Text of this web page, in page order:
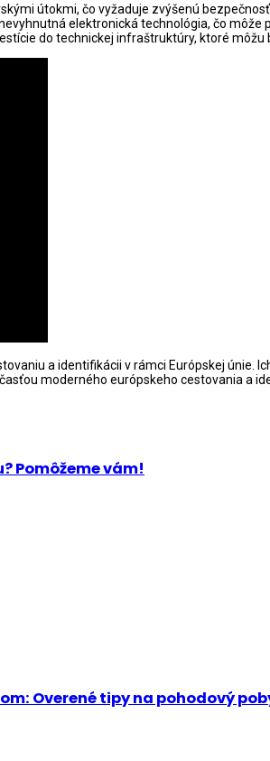
útokmi, čo vyžaduje zvýšenú
elektronická technológia, čo
do technickej infraštruktúry, ktoré môžu
a identifikácii v rámci Európskej únie.
moderného európskeho cestovania a
Pomôžeme vám!
Overené tipy na pohodový